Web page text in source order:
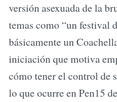
versión asexuada de la
temas como “un festival
básicamente un
iniciación que motiva
cómo tener el control de
lo que ocurre en Pen15